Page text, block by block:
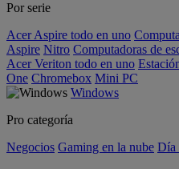
Por serie
Acer Aspire todo en uno
Aspire Nitro Computadoras de
Acer Veriton todo en uno
One Chromebox Mini PC
Windows
Pro categoría
Negocios Gaming en la nube Día